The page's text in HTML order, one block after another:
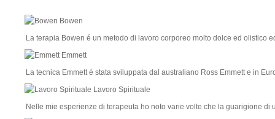
Bowen
La terapia Bowen é un metodo di lavoro corporeo molto dolce ed olistico
Emmett
La tecnica Emmett é stata sviluppata dal australiano Ross Emmett e in
Lavoro Spirituale
Nelle mie esperienze di terapeuta ho noto varie volte che la guarigione